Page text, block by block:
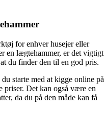
for enhver husejer eller
en lægtehammer, er det vigtigt
du finder den til en god pris.
starte med at kigge online på
priser. Det kan også være en
da du på den måde kan få